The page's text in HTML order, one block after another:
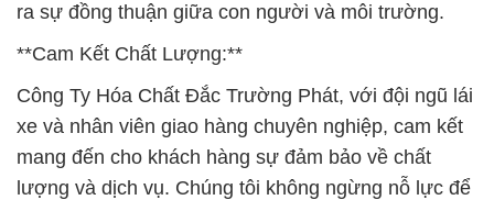
ra sự đồng thuận giữa con người và môi trường.
**Cam Kết Chất Lượng:**
Công Ty Hóa Chất Đắc Trường Phát, với đội ngũ lái
xe và nhân viên giao hàng chuyên nghiệp, cam kết
mang đến cho khách hàng sự đảm bảo về chất
lượng và dịch vụ. Chúng tôi không ngừng nỗ lực để